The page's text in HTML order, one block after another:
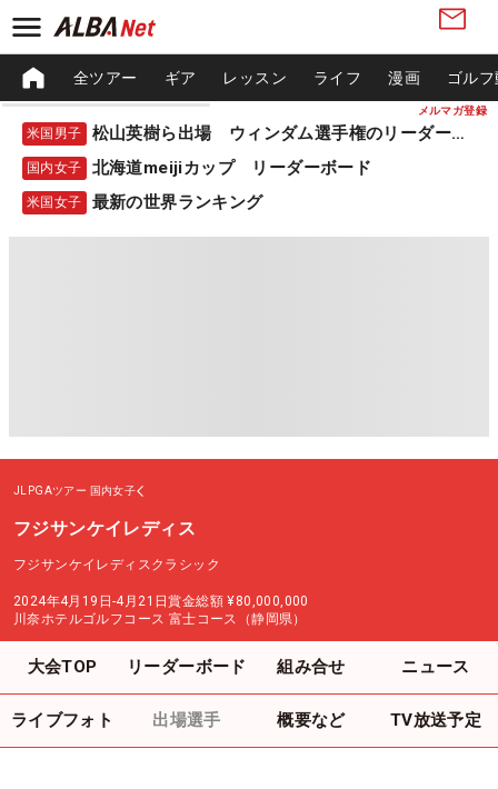
メルマガ登録
全ツアー ギア レッスン ライフ 漫画 ゴル
米国男子 松山英樹ら出場 ウィンダム選手権のリーダーボード
国内女子 北海道meijiカップ リーダーボード
米国女子 最新の世界ランキング
JLPGAツアー 国内女子
フジサンケイレディス
フジサンケイレディスクラシック
2024年4月19日-4月21日賞金総額 ¥80,000,000
川奈ホテルゴルフコース 富士コース（静岡県）
大会TOP リーダーボード 組み合せ ニュース
ライブフォト 出場選手 概要など TV放送予定